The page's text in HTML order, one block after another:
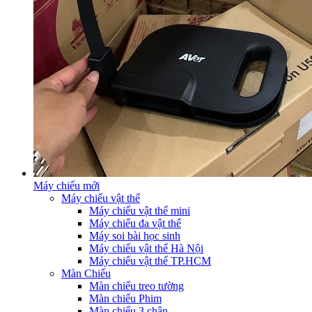
Máy chiếu mới
Máy chiếu vật thể
Máy chiếu vật thể mini
Máy chiếu đa vật thể
Máy soi bài học sinh
Máy chiếu vật thể Hà Nội
Máy chiếu vật thể TP.HCM
Màn Chiếu
Màn chiếu treo tường
Màn chiếu Phim